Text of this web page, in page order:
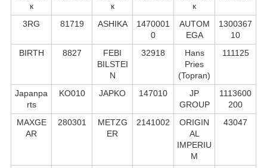
к
к
к
3RG 81719 ASHIKA
1470001
0
AUTOM
EGA
1300367
10
BIRTH
8827
FEBI
BILSTEI
N
32918
Hans
Pries
(Topran)
111125
Japanpa
rts
KO010 JAPKO 147010
JP
GROUP
1113600
200
MAXGE
AR
280301
METZG
ER
2141002
ORIGIN
AL
IMPERIU
M
43047